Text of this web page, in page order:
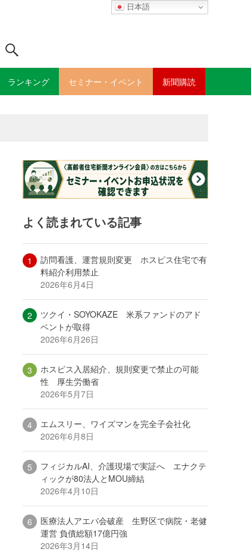
日本語
ランキング セミナー・イベント 新聞購読
よく読まれている記事
訪問看護、運営規則変更 ホスピス住宅で有
料紹介利用禁止
2026年6月4日
ツクイ・SOYOKAZE 米系ファンドのアド
ベントが取得
2026年6月26日
ホスピス入居紹介、規則変更で禁止の可能
性 厚生労働省
2026年5月7日
エムスリー、ワイズマンを完全子会社化
2026年6月8日
フィジカルAI、介護現場で実証へ エナクテ
ィックが80法人とMOU締結
2026年4月10日
医療法人アエバ会破産 生野区で病院・老健
運営 負債総額17億円強
2026年3月14日